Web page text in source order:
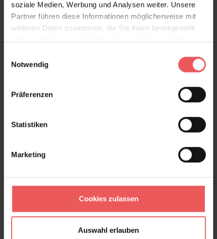
soziale Medien, Werbung und Analysen weiter. Unsere
Partner führen diese Informationen möglicherweise mit
weiteren Daten zusammen, die Sie ihnen bereitgestellt
Notwendig
Präferenzen
Statistiken
Marketing
Cookies zulassen
Auswahl erlauben
196,00 €